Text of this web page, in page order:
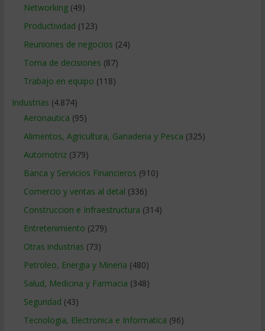
Networking(49)
Productividad (123)
Reuniones de negocios (24)
Toma de decisiones (87)
Trabajo en equipo (118)
Industrias (4.874)
Aeronautica (95)
Alimentos, Agricultura, Ganaderia y Pesca (325)
Automotriz(379)
Banca y Servicios Financieros (910)
Comercio y ventas al detal (336)
Construccion e Infraestructura (314)
Entretenimiento (279)
Otras industrias (73)
Petroleo, Energia y Mineria (480)
Salud, Medicina y Farmacia (348)
Seguridad (43)
Tecnologia, Electronica e Informatica (96)